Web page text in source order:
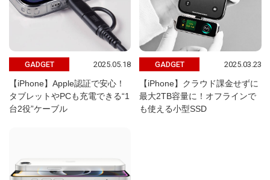
GADGET 2025.05.18
【iPhone】Apple認証で安心！
タブレットやPCも充電できる“1
台2役”ケーブル
GADGET 2025.03.23
【iPhone】クラウド課金せずに
最大2TB容量に！オフラインで
も使える小型SSD